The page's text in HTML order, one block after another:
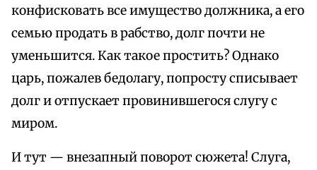
конфисковать все имущество должника, а его
семью продать в рабство, долг почти не
уменьшится. Как такое простить? Однако
царь, пожалев бедолагу, попросту списывает
долг и отпускает провинившегося слугу с
миром.
И тут — внезапный поворот сюжета! Слуга,